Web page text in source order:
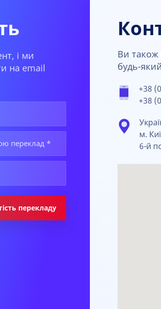
і ми
на email
перекладу
Ви також
будь-
+38
+38
м.
6-й